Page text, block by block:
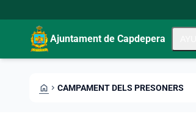
Ajuntament de Capdepera
HOME CHEVRON_RIGHT CAMPAMENT DELS PRESONERS